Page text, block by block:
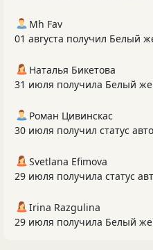
Mh Fav
01 августа получил Белый
Наталья Бикетова
31 июля получила Белый
Роман Цивинскас
30 июля получил статус
Svetlana Efimova
29 июля получила статус
Irina Razgulina
29 июля получила Белый